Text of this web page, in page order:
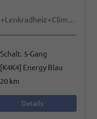
Selection 95PS GV4+Sitzheiz+Lenkradheiz+Climatronic+Sunset+AppConnect+PDC
Schalt. 5-Gang
[K4K4] Energy Blau
20 km
Details